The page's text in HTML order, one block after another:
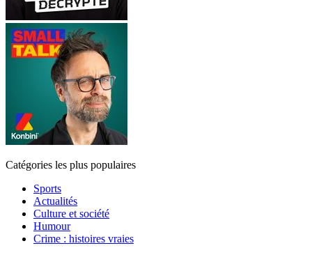
Catégories les plus populaires
Sports
Actualités
Culture et société
Humour
Crime : histoires vraies